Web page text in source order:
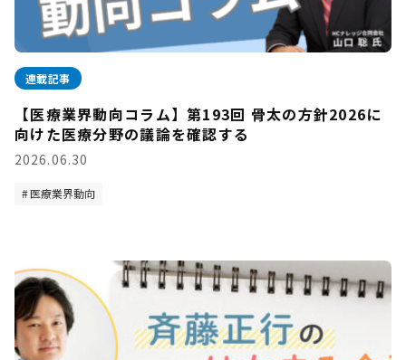
連載記事
【医療業界動向コラム】第193回 骨太の方針2026に
向けた医療分野の議論を確認する
2026.06.30
医療業界動向